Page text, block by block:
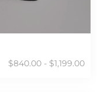
$840.00 - $1,199.00